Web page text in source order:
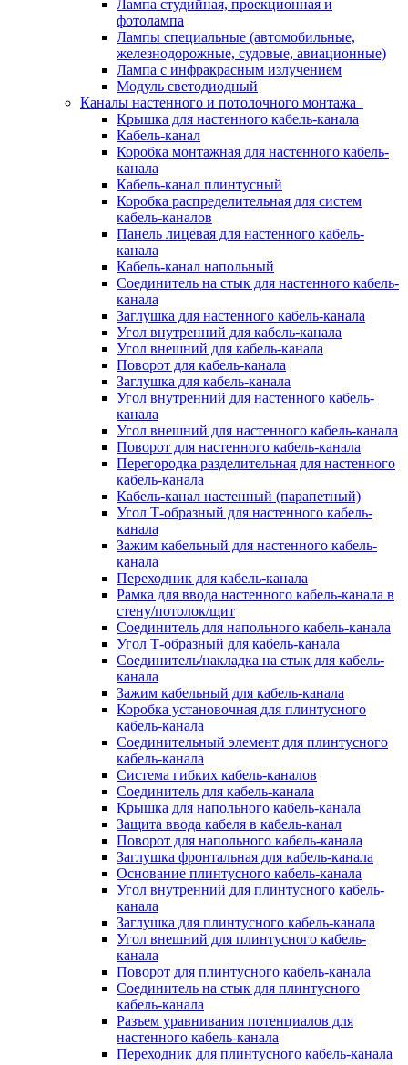
Лампа студийная, проекционная и
фотолампа
Лампы специальные (автомобильные,
железнодорожные, судовые, авиационные)
Лампа с инфракрасным излучением
Модуль светодиодный
Каналы настенного и потолочного монтажа
Крышка для настенного кабель-канала
Кабель-канал
Коробка монтажная для настенного кабель-
канала
Кабель-канал плинтусный
Коробка распределительная для систем
кабель-каналов
Панель лицевая для настенного кабель-
канала
Кабель-канал напольный
Соединитель на стык для настенного кабель-
канала
Заглушка для настенного кабель-канала
Угол внутренний для кабель-канала
Угол внешний для кабель-канала
Поворот для кабель-канала
Заглушка для кабель-канала
Угол внутренний для настенного кабель-
канала
Угол внешний для настенного кабель-канала
Поворот для настенного кабель-канала
Перегородка разделительная для настенного
кабель-канала
Кабель-канал настенный (парапетный)
Угол Т-образный для настенного кабель-
канала
Зажим кабельный для настенного кабель-
канала
Переходник для кабель-канала
Рамка для ввода настенного кабель-канала в
стену/потолок/щит
Соединитель для напольного кабель-канала
Угол Т-образный для кабель-канала
Соединитель/накладка на стык для кабель-
канала
Зажим кабельный для кабель-канала
Коробка установочная для плинтусного
кабель-канала
Соединительный элемент для плинтусного
кабель-канала
Система гибких кабель-каналов
Соединитель для кабель-канала
Крышка для напольного кабель-канала
Защита ввода кабеля в кабель-канал
Поворот для напольного кабель-канала
Заглушка фронтальная для кабель-канала
Основание плинтусного кабель-канала
Угол внутренний для плинтусного кабель-
канала
Заглушка для плинтусного кабель-канала
Угол внешний для плинтусного кабель-
канала
Поворот для плинтусного кабель-канала
Соединитель на стык для плинтусного
кабель-канала
Разъем уравнивания потенциалов для
настенного кабель-канала
Переходник для плинтусного кабель-канала